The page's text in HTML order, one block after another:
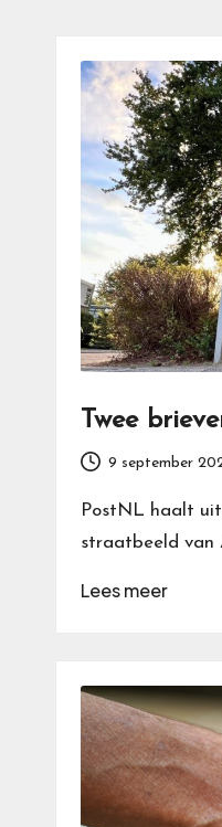
Twee
9 september
PostNL haalt
straatbeeld van
Lees meer